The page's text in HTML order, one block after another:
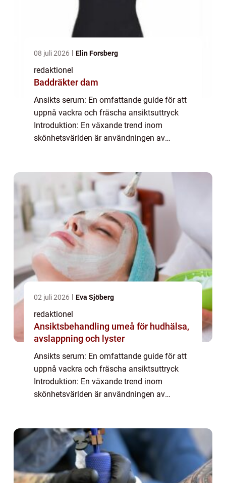
08 juli 2026 Elin Forsberg
redaktionel
Baddräkter dam
Ansikts serum: En omfattande guide för att
uppnå vackra och fräscha ansiktsuttryck
Introduktion: En växande trend inom
skönhetsvärlden är användningen av
02 juli 2026 Eva Sjöberg
redaktionel
Ansiktsbehandling umeå för hudhälsa,
avslappning och lyster
Ansikts serum: En omfattande guide för att
uppnå vackra och fräscha ansiktsuttryck
Introduktion: En växande trend inom
skönhetsvärlden är användningen av
förbättra hu...